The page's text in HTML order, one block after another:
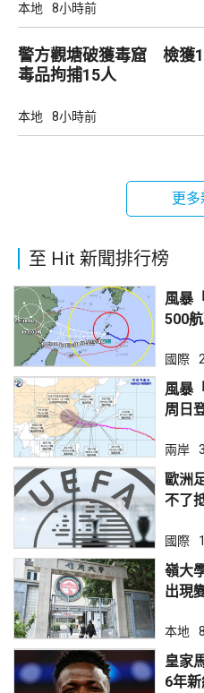
本地 8小時前
警方觀塘破獲毒窟 檢獲
毒品拘捕15人
本地 8小時前
更多
至 Hit 新聞排行榜
風暴
500
國際
風暴
周日
兩岸
歐洲
不了
國際
嶺大學生
出現
本地
皇家
6年